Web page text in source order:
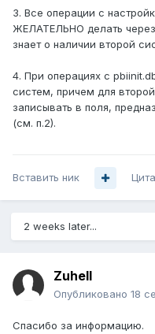
3. Все операции с
ЖЕЛАТЕЛЬНО делать через
знает о наличии второй
4. При операциях с
систем, причем для
записывать в поля,
(см. п.2).
Вставить ник
2 weeks later...
Zuhell
Опубликовано 18
Спасибо за информацию.